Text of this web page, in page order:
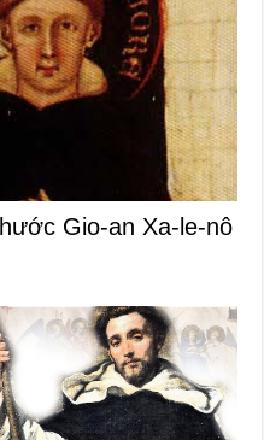
Gio-an Xa-le-nô